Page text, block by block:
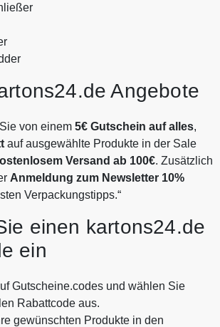
Angebote
von einem 5€ Gutschein auf alles,
auf ausgewählte Produkte in der Sale
Versand ab 100€. Zusätzlich
Anmeldung zum Newsletter 10%
Verpackungstipps.“
einen kartons24.de
ein
Gutscheine.codes und wählen Sie
Rabattcode aus.
gewünschten Produkte in den